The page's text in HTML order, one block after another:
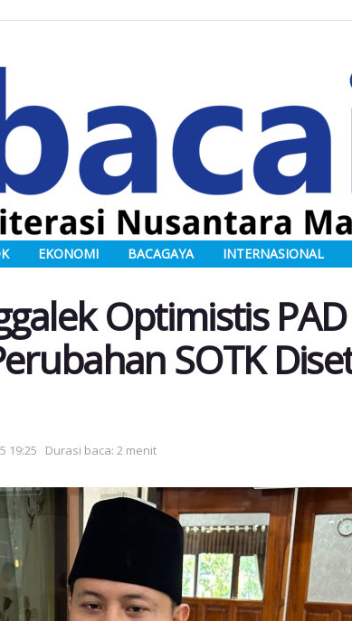
EKONOMI BACAGAYA INTERNASIONAL
Optimistis
SOTK
19:25 Durasi baca: 2 menit